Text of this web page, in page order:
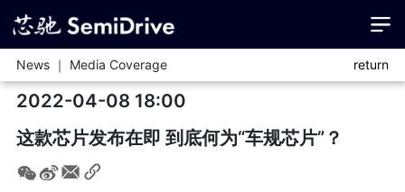
News ｜ Media Coverage return
2022-04-08 18:00
这款芯片发布在即 到底何为“车规芯片”？